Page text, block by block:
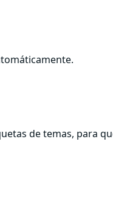
de temas, para